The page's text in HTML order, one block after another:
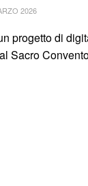
2026
progetto di
Sacro